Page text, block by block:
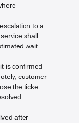
to a
shall
wait
is confirmed
customer
the ticket.
after